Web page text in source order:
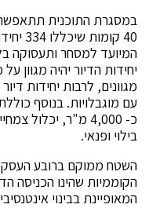
יחידות הדיור יהיה מגוון
מגוונים, לרבות יחידות
עם מוגבלויות. בנוסף
כ- 4,000 מ"ר,
בילוי ופנאי.
השטח ממוקם ברובע
הקוממיות שהינו הכניסה
המאופיינת בבינוי